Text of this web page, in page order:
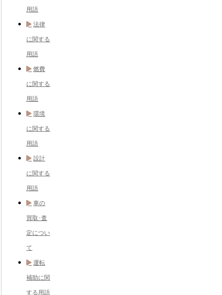
用語
法律
に関する
用語
燃費
に関する
用語
環境
に関する
用語
設計
に関する
用語
車の
買取･査
定につい
て
運転
補助に関
する用語